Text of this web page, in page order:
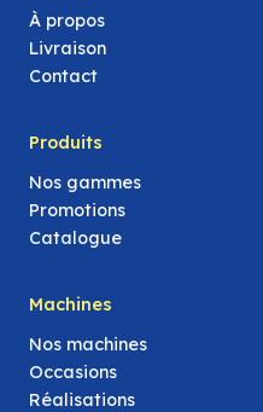
À propos
Livraison
Contact
Produits
Nos gammes
Promotions
Catalogue
Machines
Nos machines
Occasions
Réalisations